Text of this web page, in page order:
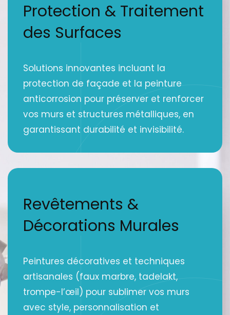
Protection & Traitement
des Surfaces
Solutions innovantes incluant la
protection de façade et la peinture
anticorrosion pour préserver et renforcer
vos murs et structures métalliques, en
garantissant durabilité et invisibilité.
Revêtements &
Décorations Murales
Peintures décoratives et techniques
artisanales (faux marbre, tadelakt,
trompe-l’œil) pour sublimer vos murs
avec style, personnalisation et